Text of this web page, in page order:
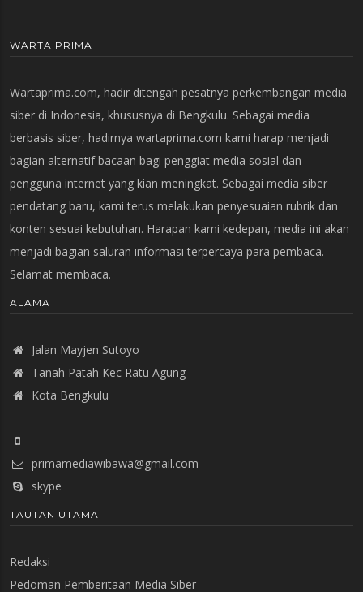
WARTA PRIMA
Wartaprima.com, hadir ditengah pesatnya perkembangan media
siber di Indonesia, khususnya di Bengkulu. Sebagai media
berbasis siber, hadirnya wartaprima.com kami harap menjadi
bagian alternatif bacaan bagi penggiat media sosial dan
pengguna internet yang kian meningkat. Sebagai media siber
pendatang baru, kami terus melakukan penyesuaian rubrik dan
konten sesuai kebutuhan. Harapan kami kedepan, media ini akan
menjadi bagian saluran informasi terpercaya para pembaca.
Selamat membaca.
ALAMAT
Jalan Mayjen Sutoyo
Tanah Patah Kec Ratu Agung
Kota Bengkulu
primamediawibawa@gmail.com
skype
TAUTAN UTAMA
Redaksi
Pedoman Pemberitaan Media Siber